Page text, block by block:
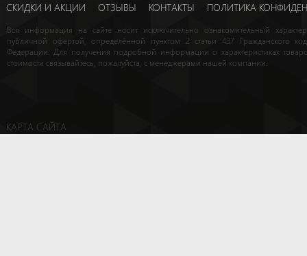
КАРТА САЙТА
СКИДКИ И АКЦИИ ОТЗЫВЫ КОНТАКТЫ ПОЛИТИКА
Вся информация на сайте носит исключительно ознакомительный
публичной офертой, определённой пунктом 2 статьи 437 Гражданского
Федерации. Для получения подробной информации о характеристиках
стоимости связывайтесь, пожалуйста, с менеджерами нашей компании.